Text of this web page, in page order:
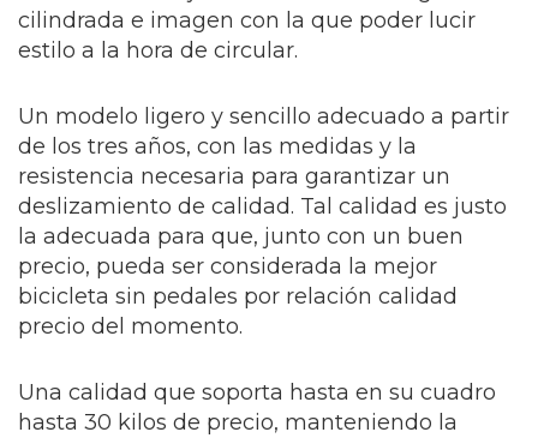
cilindrada e imagen con la que poder lucir
estilo a la hora de circular.
Un modelo ligero y sencillo adecuado a partir
de los tres años, con las medidas y la
resistencia necesaria para garantizar un
deslizamiento de calidad. Tal calidad es justo
la adecuada para que, junto con un buen
precio, pueda ser considerada la mejor
bicicleta sin pedales por relación calidad
precio del momento.
Una calidad que soporta hasta en su cuadro
hasta 30 kilos de precio, manteniendo la